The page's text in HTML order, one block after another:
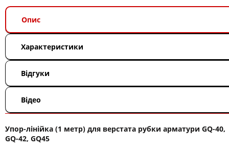
Опис
Характеристики
Відгуки
Відео
Упор-лінійка (1 метр) для верстата рубки арматури GQ-40,
GQ-42, GQ45